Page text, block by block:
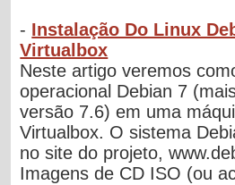
- Instalação Do Linux
Virtualbox
Neste artigo veremos
operacional Debian 7
versão 7.6) em uma
Virtualbox. O sistema
no site do projeto,
Imagens de CD ISO (ou